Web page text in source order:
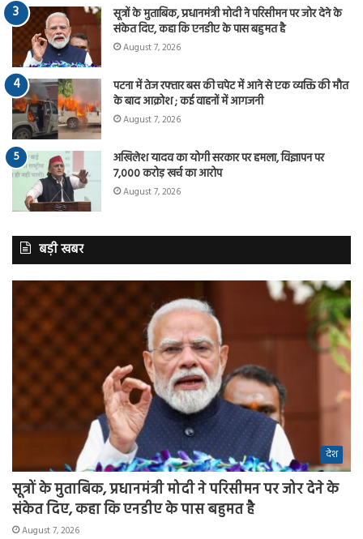
सूत्रों के मुताबिक, प्रधानमंत्री मोदी ने परिसीमन पर जोर देने के
संकेत दिए, कहा कि एनडीए के पास बहुमत है
August 7, 2026
पटना में तेज रफ्तार बस की चपेट में आने से एक व्यक्ति की मौत
के बाद आक्रोश ; कई वाहनों में आगजनी
August 7, 2026
अखिलेश यादव का योगी सरकार पर हमला, विज्ञापन पर
7,000 करोड़ खर्च का आरोप
August 7, 2026
बड़ी खबर
देश
सूत्रों के मुताबिक, प्रधानमंत्री मोदी ने परिसीमन पर जोर देने के
संकेत दिए, कहा कि एनडीए के पास बहुमत है
August 7, 2026